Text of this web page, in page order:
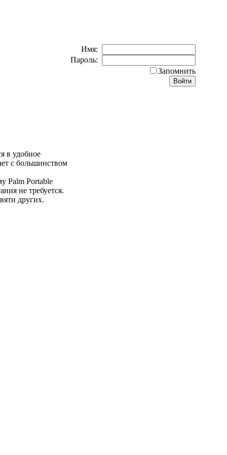
в удобное
с большинством
Palm Portable
не требуется.
других.
Имя:
Пароль:
Запомнить